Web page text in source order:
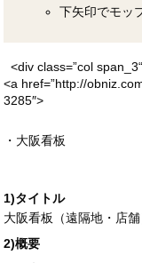
下矢印でモッ
<div class=”col span_3
<a href=”http://
3285″>
・大阪看板
1)タイトル
大阪看板（遠隔地・店舗
2)概要